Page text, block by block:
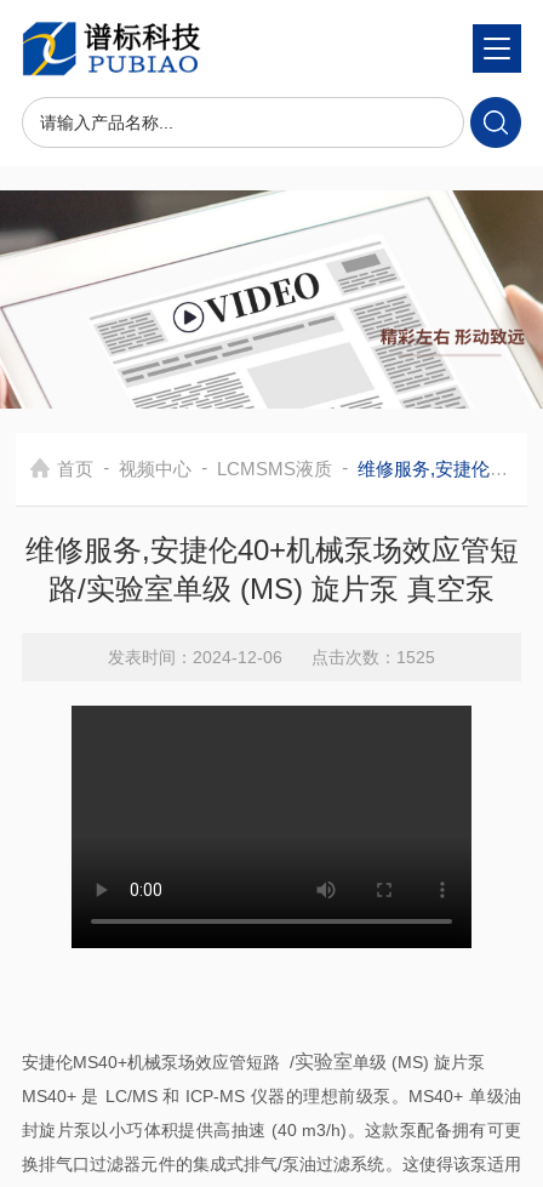
首页 - 视频中心 - LCMSMS液质 - 维修服务,安捷伦40+机械泵场效应管短路/实验室单级 (MS) 旋片泵 真空泵
维修服务,安捷伦40+机械泵场效应管短
路/实验室单级 (MS) 旋片泵 真空泵
发表时间：2024-12-06 点击次数：1525
安捷伦MS40+机械泵场效应管短路 /实验室单级 (MS) 旋片泵
MS40+ 是 LC/MS 和 ICP-MS 仪器的理想前级泵。MS40+ 单级油
封旋片泵以小巧体积提供高抽速 (40 m3/h)。这款泵配备拥有可更
换排气口过滤器元件的集成式排气/泵油过滤系统。这使得该泵适用